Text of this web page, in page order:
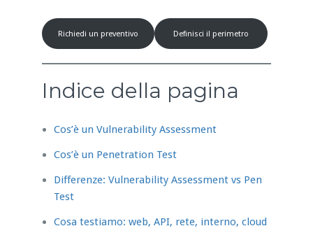
Richiedi un preventivo Definisci il perimetro
Indice della pagina
Cos’è un Vulnerability Assessment
Cos’è un Penetration Test
Differenze: Vulnerability Assessment vs Pen
Test
Cosa testiamo: web, API, rete, interno, cloud